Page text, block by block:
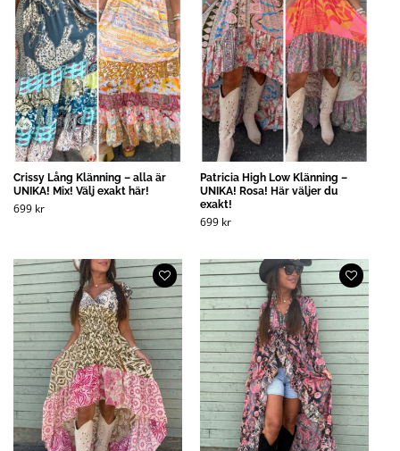
Crissy Lång Klänning – alla är
UNIKA! Mix! Välj exakt här!
699 kr
Patricia High Low Klänning –
UNIKA! Rosa! Här väljer du
exakt!
699 kr